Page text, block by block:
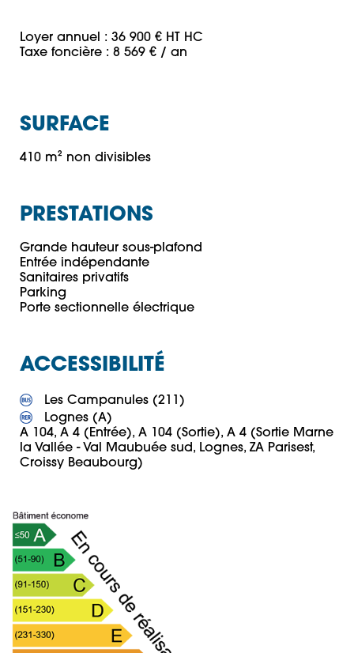
Loyer annuel : 36 900 € HT HC
SURFACE
410 m² non divisibles
PRESTATIONS
Grande hauteur sous-plafond
Entrée indépendante
Sanitaires privatifs
Parking
ACCESSIBILITÉ
Lognes (A)
A 104, A 4 (Entrée), A 104 (Sortie), A 4 (Sortie Marne
la Vallée - Val Maubuée sud, Lognes, ZA Parisest,
Croissy Beaubourg)